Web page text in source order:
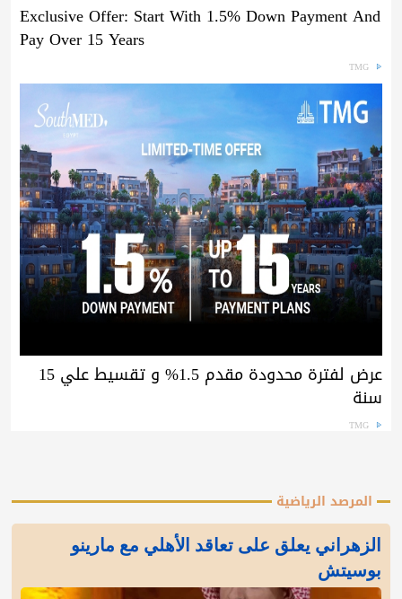
Exclusive Offer: Start With 1.5% Down Payment And
Pay Over 15 Years
TMG
عرض لفترة محدودة مقدم 1.5% و تقسيط علي 15
سنة
TMG
المرصد الرياضية
الزهراني يعلق على تعاقد الأهلي مع مارينو
بوسيتش